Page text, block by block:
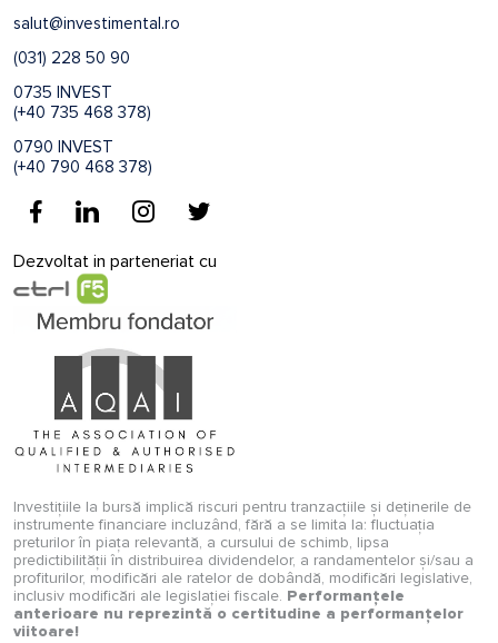
salut@investimental.ro
(031) 228 50 90
0735 INVEST
(+40 735 468 378)
0790 INVEST
(+40 790 468 378)
Dezvoltat in parteneriat cu
Investițiile la bursă implică riscuri pentru tranzacțiile și deținerile de
instrumente financiare incluzând, fără a se limita la: fluctuația
preturilor în piața relevantă, a cursului de schimb, lipsa
predictibilității în distribuirea dividendelor, a randamentelor și/sau a
profiturilor, modificări ale ratelor de dobândă, modificări legislative,
inclusiv modificări ale legislației fiscale. Performanțele
anterioare nu reprezintă o certitudine a performanțelor
viitoare!